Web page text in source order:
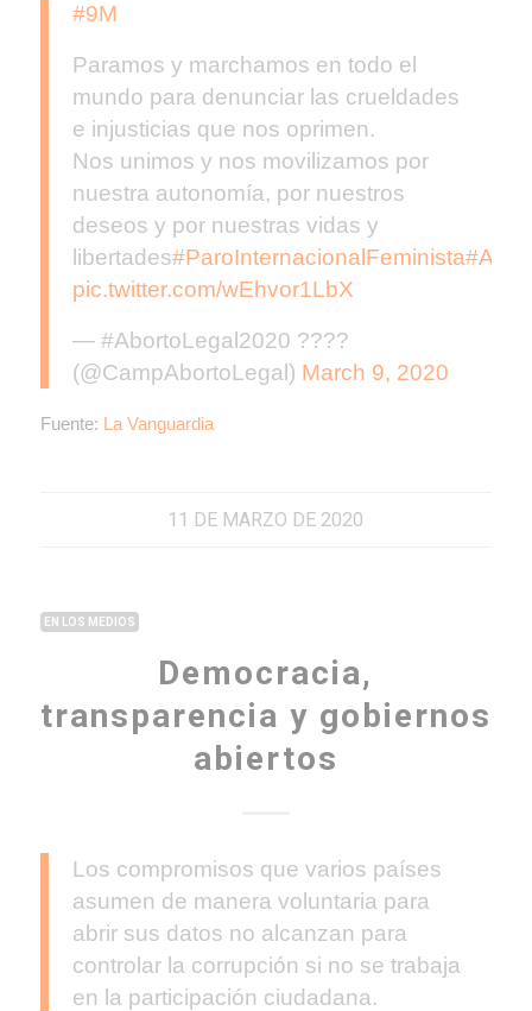
#9M
Paramos y marchamos en todo el
mundo para denunciar las crueldades
e injusticias que nos oprimen.
Nos unimos y nos movilizamos por
nuestra autonomía, por nuestros
deseos y por nuestras vidas y
libertades#ParoInternacionalFeminista
pic.twitter.com/wEhvor1LbX
— #AbortoLegal2020 ????
(@CampAbortoLegal) March 9, 2020
Fuente: La Vanguardia
11 DE MARZO DE 2020
EN LOS MEDIOS
Democracia,
transparencia y gobiernos
abiertos
Los compromisos que varios países
asumen de manera voluntaria para
abrir sus datos no alcanzan para
controlar la corrupción si no se trabaja
en la participación ciudadana.